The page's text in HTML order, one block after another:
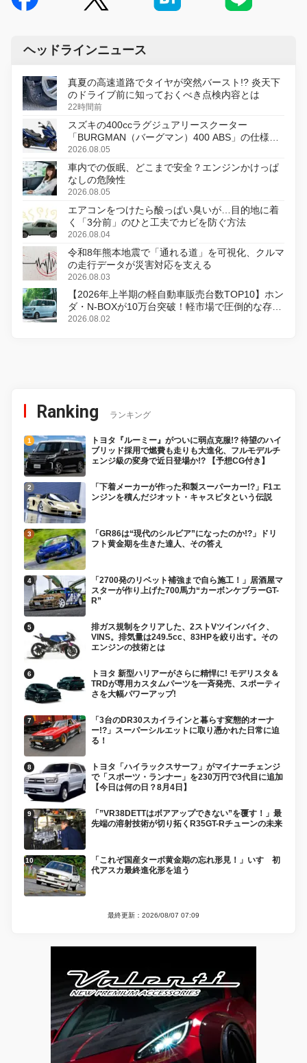
ヘッドラインニュース
真夏の高速道路でタイヤが突然バースト!? 炎天下
のドライブ前に知っておくべき点検内容とは
22時間前
スズキの400ccラグジュアリースクーター
「BURGMAN（バーグマン）400 ABS」の仕様を
変更し、8月18日に発売
2026.08.05
車内での仮眠、どこまで安全？エンジンかけっぱ
なしの危険性
2026.08.05
エアコンをつけたら酸っぱい臭いが…目的地に着
く「3分前」のひと工夫でカビを防ぐ方法
2026.08.04
令和8年熊本地震で「通れる道」を可視化、クルマ
の走行データが災害対応を支える
2026.08.03
【2026年上半期の軽自動車販売台数TOP10】ホン
ダ・N-BOXが10万台突破！軽市場で圧倒的な存在
感
2026.08.02
Ranking ランキング
トヨタ『ルーミー』がついに弱点克服!? 待望のハイ
ブリッド採用で燃費も走りも大進化、フルモデルチ
ェンジ級の変身で近日登場か!? 【予想CG付き】
「下着メーカーが作った和製スーパーカー!?」F1エ
ンジンを積んだジオット・キャスピタという伝説
「GR86は“現代のシルビア”になったのか!?」ドリ
フト黄金期を生きた達人、その答え
「2700発のリベット補強まで自ら施工！」居酒屋マ
スターが作り上げた700馬力“カーボンケブラーGT-
R”
排ガス規制をクリアした、2ストVツインバイク、
VINS。排気量は249.5cc、83HPを絞り出す。その
エンジンの技術とは
トヨタ 新型ハリアーがさらに精悍に! モデリスタ＆
TRDが専用カスタムパーツを一斉発売、スポーティ
さを大幅パワーアップ!
「3台のDR30スカイラインと暮らす変態的オーナ
ー!?」スーパーシルエットに取り憑かれた日常に迫
る！
トヨタ「ハイラックスサーフ」がマイナーチェンジ
で「スポーツ・ランナー」を230万円で3代目に追加
【今日は何の日？8月4日】
「”VR38DETTはボアアップできない”を覆す！」最
先端の溶射技術が切り拓くR35GT-Rチューンの未来
「これぞ国産ターボ黄金期の忘れ形見！」いすゞ初
代アスカ最終進化形を追う
最終更新：2026/08/07 07:09